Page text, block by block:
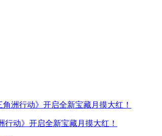
动》开启全新宝藏月摸大红！